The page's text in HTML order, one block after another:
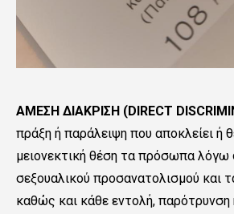
ΑΜΕΣΗ ΔΙΑΚΡΙΣΗ (DIRECT
πράξη ή παράλειψη που αποκλείει ή
μειονεκτική θέση τα πρόσωπα λόγω
σεξουαλικού προσανατολισμού και
καθώς και κάθε εντολή, παρότρυνση